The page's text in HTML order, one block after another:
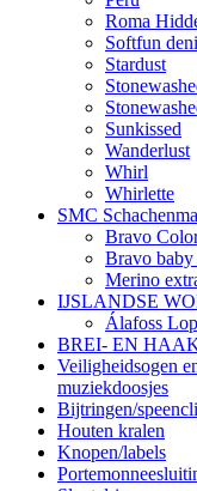
Roma
Softfun
Stardust
Sunkissed
Wanderlust
Whirl
Whirlette
SMC
Bravo
Bravo baby
Merino
IJSLANDSE
Álafoss
BREI- EN
Veiligheidsogen
muziekdoosjes
Bijtringen/
Houten kralen
Knopen/labels